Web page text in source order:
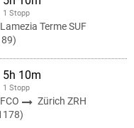
1 Stopp
Lamezia Terme SUF
5h 10m
1 Stopp
Zürich ZRH